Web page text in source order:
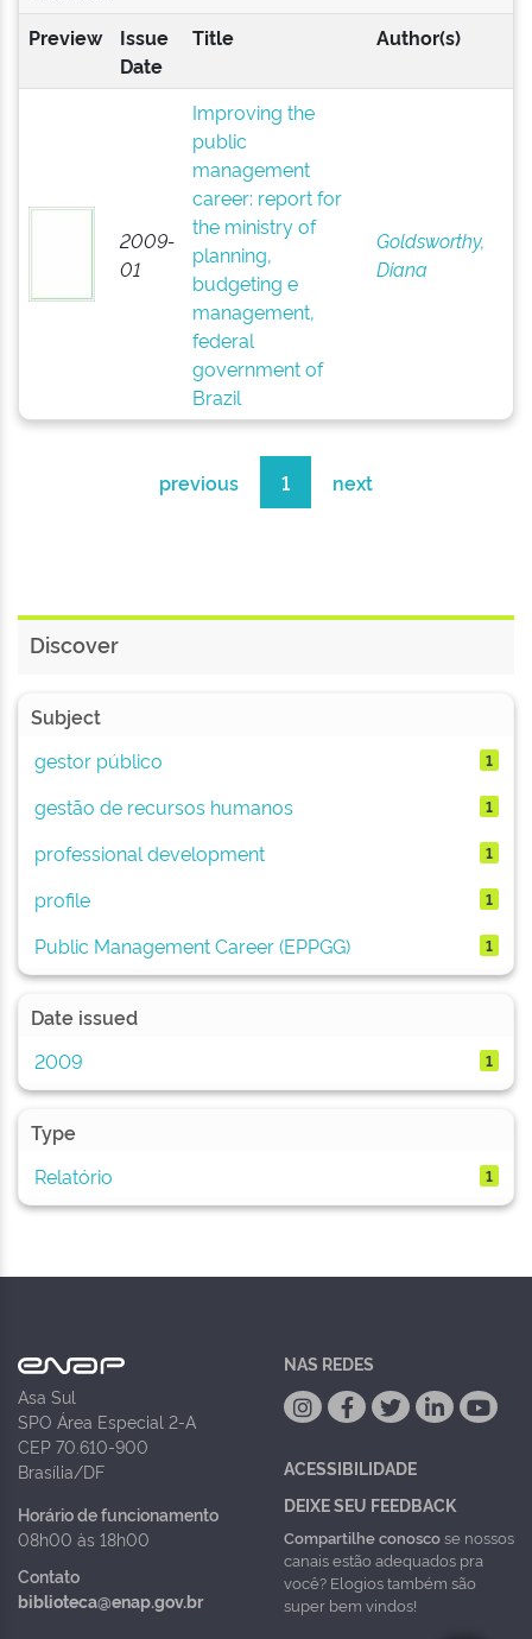
Preview
Issue
Date
Title Author(s)
2009-
01
Improving the
public
management
career: report for
the ministry of
planning,
budgeting e
management,
federal
government of
Brazil
Goldsworthy,
Diana
previous 1 next
Discover
Subject
gestor público
1
gestão de recursos humanos 1
professional development 1
profile 1
Public Management Career (EPPGG) 1
Date issued
2009
1
Type
Relatório
1
Asa Sul
SPO Área Especial 2-A
CEP 70.610-900
Brasília/DF
Horário de funcionamento
08h00 às 18h00
Contato
biblioteca@enap.gov.br
NAS REDES
ACESSIBILIDADE
DEIXE SEU FEEDBACK
Compartilhe conoscose nossos
canais estão adequados pra
você? Elogios também são
super bem vindos!